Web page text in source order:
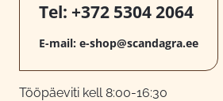
Tel: +372 5304 2064
E-mail: e-shop@scandagra.ee
Tööpäeviti kell 8:00-16:30